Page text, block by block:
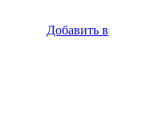
Добавить в